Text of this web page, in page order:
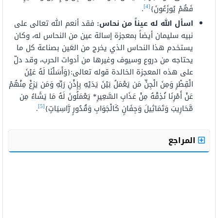
فَهُمْ يُوزَعُونَ}[4]
.
اسأل الله له عيناً من نحاس: فقد أنعم الله تعالى على
نبيه سليمان أيضاً بمعجزة إسالة عين من النحاس له، وكان
يستخدم هذا النحاس الذي يخرج من العَين بصناعة كل ما
يحتاجه من دروع وسيوف وغيرها من أدوات الحرب، وقد دلّ
على هذه المعجزة الخالدة قوله تعالى:{وَأَسَلْنَا لَهُ عَيْنَ
الْقِطْرِ وَمِنَ الْجِنِّ مَن يَعْمَلُ بَيْنَ يَدَيْهِ بِإِذْنِ رَبِّهِ وَمَن يَزِغْ مِنْهُمْ
عَنْ أَمْرِنَا نُذِقْهُ مِنْ عَذَابِ السَّعِيرِ* يَعْمَلُونَ لَهُ مَا يَشَاءُ مِن
مَّحَارِيبَ وَتَمَاثِيلَ وَجِفَانٍ كَالْجَوَابِ وَقُدُورٍ رَّاسِيَاتٍ}[5]
.
المراجع